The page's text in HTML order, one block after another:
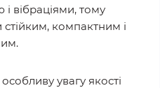
вібраціями, тому
компактним і
увагу якості